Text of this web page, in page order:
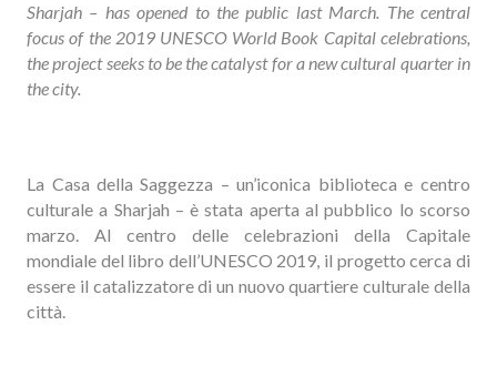
Sharjah – has opened to the public last March. The central
focus of the 2019 UNESCO World Book Capital celebrations,
the project seeks to be the catalyst for a new cultural quarter in
the city.
La Casa della Saggezza – un’iconica biblioteca e centro
culturale a Sharjah – è stata aperta al pubblico lo scorso
marzo. Al centro delle celebrazioni della Capitale
mondiale del libro dell’UNESCO 2019, il progetto cerca di
essere il catalizzatore di un nuovo quartiere culturale della
città.